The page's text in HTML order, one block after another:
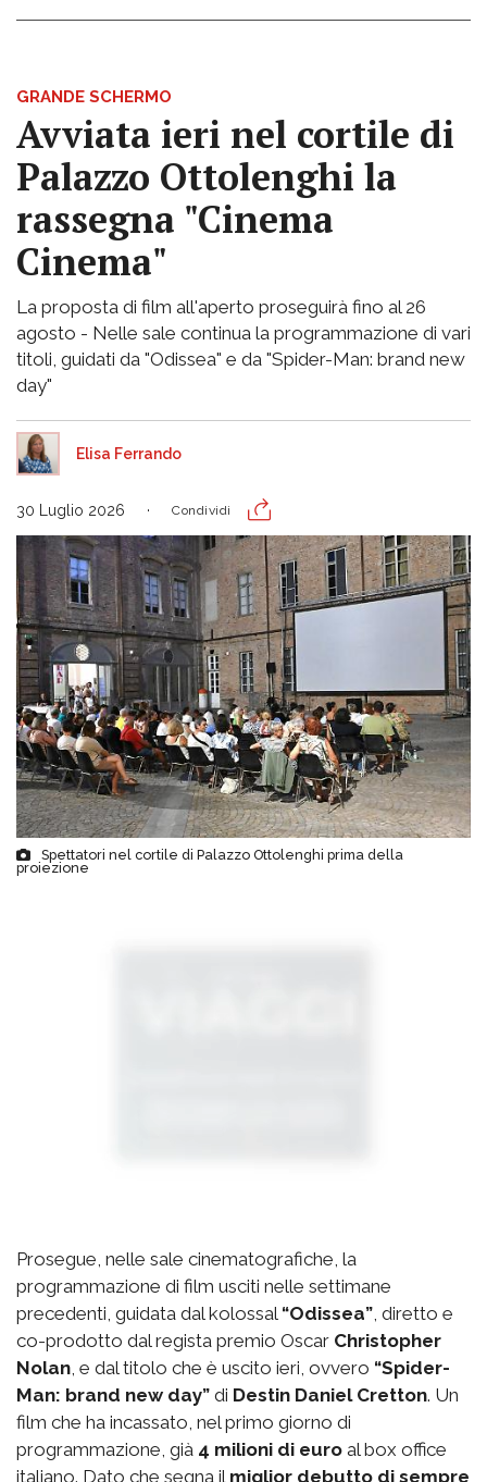
GRANDE SCHERMO
Avviata ieri nel cortile di
Palazzo Ottolenghi la
rassegna "Cinema
Cinema"
La proposta di film all'aperto proseguirà fino al 26
agosto - Nelle sale continua la programmazione di vari
titoli, guidati da "Odissea" e da "Spider-Man: brand new
day"
Elisa Ferrando
30 Luglio 2026 Condividi
Spettatori nel cortile di Palazzo Ottolenghi prima della
proiezione
Prosegue, nelle sale cinematografiche, la
programmazione di film usciti nelle settimane
precedenti, guidata dal kolossal “Odissea”, diretto e
co-prodotto dal regista premio Oscar Christopher
Nolan, e dal titolo che è uscito ieri, ovvero “Spider-
Man: brand new day” di Destin Daniel Cretton. Un
film che ha incassato, nel primo giorno di
programmazione, già 4 milioni di euro al box office
italiano. Dato che segna il miglior debutto di sempre